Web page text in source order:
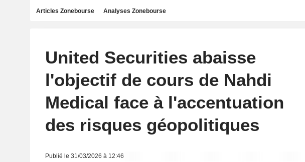
Articles Zonebourse Analyses Zonebourse
United Securities abaisse
l'objectif de cours de Nahdi
Medical face à l'accentuation
des risques géopolitiques
Publié le 31/03/2026 à 12:46